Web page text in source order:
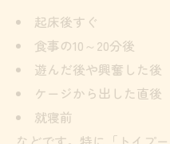
起床後すぐ
食事の10～20分後
遊んだ後や興奮した後
ケージから出した直後
就寝前